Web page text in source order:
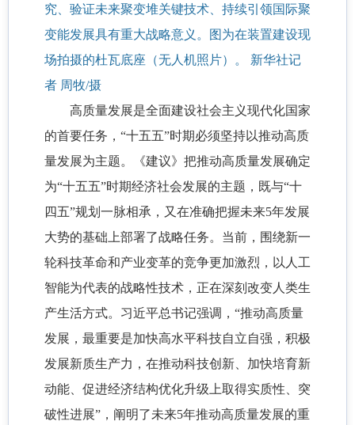
究、验证未来聚变堆关键技术、持续引领国际聚
变能发展具有重大战略意义。图为在装置建设现
场拍摄的杜瓦底座（无人机照片）。 新华社记
者 周牧/摄
高质量发展是全面建设社会主义现代化国家
的首要任务，“十五五”时期必须坚持以推动高质
量发展为主题。《建议》把推动高质量发展确定
为“十五五”时期经济社会发展的主题，既与“十
四五”规划一脉相承，又在准确把握未来5年发展
大势的基础上部署了战略任务。当前，围绕新一
轮科技革命和产业变革的竞争更加激烈，以人工
智能为代表的战略性技术，正在深刻改变人类生
产生活方式。习近平总书记强调，“推动高质量
发展，最重要是加快高水平科技自立自强，积极
发展新质生产力，在推动科技创新、加快培育新
动能、促进经济结构优化升级上取得实质性、突
破性进展”，阐明了未来5年推动高质量发展的重